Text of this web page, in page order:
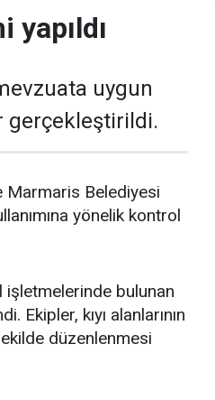
yapıldı
uygun
gerçekleştirildi.
Marmaris Belediyesi
yönelik kontrol
bulunan
Ekipler, kıyı alanlarının
düzenlenmesi